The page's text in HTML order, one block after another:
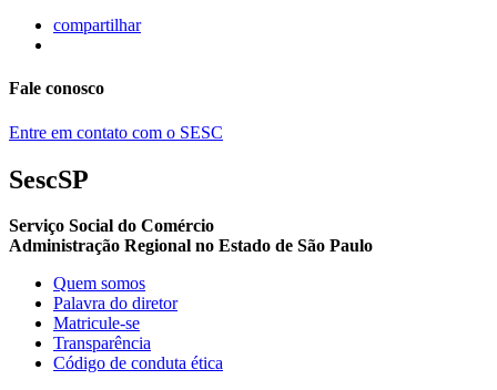
compartilhar
Fale conosco
Entre em contato com o SESC
SescSP
Serviço Social do Comércio
Administração Regional no Estado de São Paulo
Quem somos
Palavra do diretor
Matricule-se
Transparência
Código de conduta ética